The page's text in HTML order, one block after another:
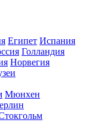
Египет Испания
Голландия
Норвегия
Мюнхен